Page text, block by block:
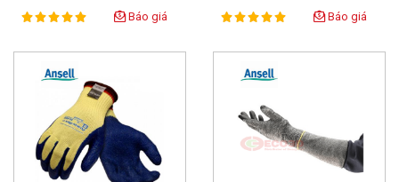
Rating:
100% Báo giá Rating:
100% Báo giá